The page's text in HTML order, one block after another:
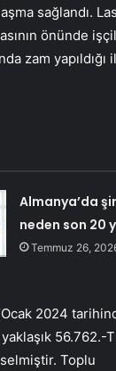
sağlandı.
önünde
zam yapıldığı
Almanya’da
neden son 20
Temmuz 26,
2024
56.762.-
Toplu